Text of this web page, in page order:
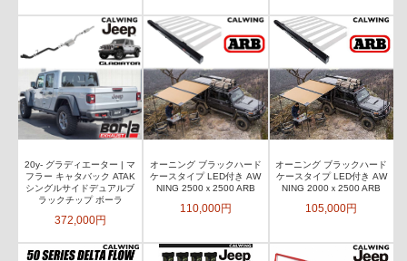
20y- グラディエーター | マ
フラー キャタバック ATAK
シングルサイドデュアルブ
ラックチップ ボーラ
372,000円
オーニング ブラックハード
ケースタイプ LED付き AW
NING 2500ｘ2500 ARB
110,000円
オーニング ブラックハード
ケースタイプ LED付き AW
NING 2000ｘ2500 ARB
105,000円